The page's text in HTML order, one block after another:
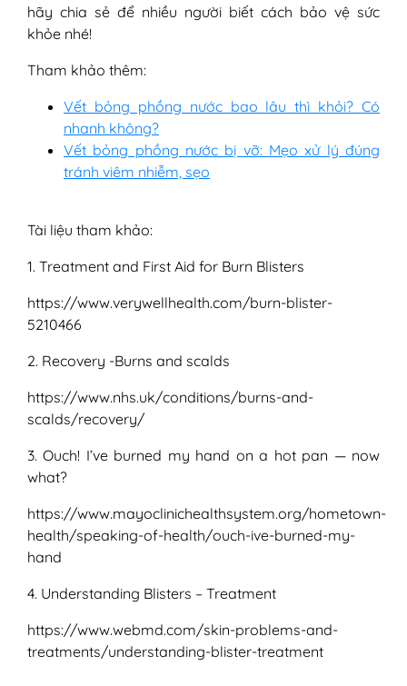
hãy chia sẻ để nhiều người biết cách bảo vệ sức
khỏe nhé!
Tham khảo thêm:
Vết bỏng phồng nước bao lâu thì khỏi? Có
nhanh không?
Vết bỏng phồng nước bị vỡ: Mẹo xử lý đúng
tránh viêm nhiễm, sẹo
Tài liệu tham khảo:
1. Treatment and First Aid for Burn Blisters
https://www.verywellhealth.com/burn-blister-
5210466
2. Recovery -Burns and scalds
https://www.nhs.uk/conditions/burns-and-
scalds/recovery/
3. Ouch! I’ve burned my hand on a hot pan — now
what?
https://www.mayoclinichealthsystem.org/hometown-
health/speaking-of-health/ouch-ive-burned-my-
hand
4. Understanding Blisters – Treatment
https://www.webmd.com/skin-problems-and-
treatments/understanding-blister-treatment